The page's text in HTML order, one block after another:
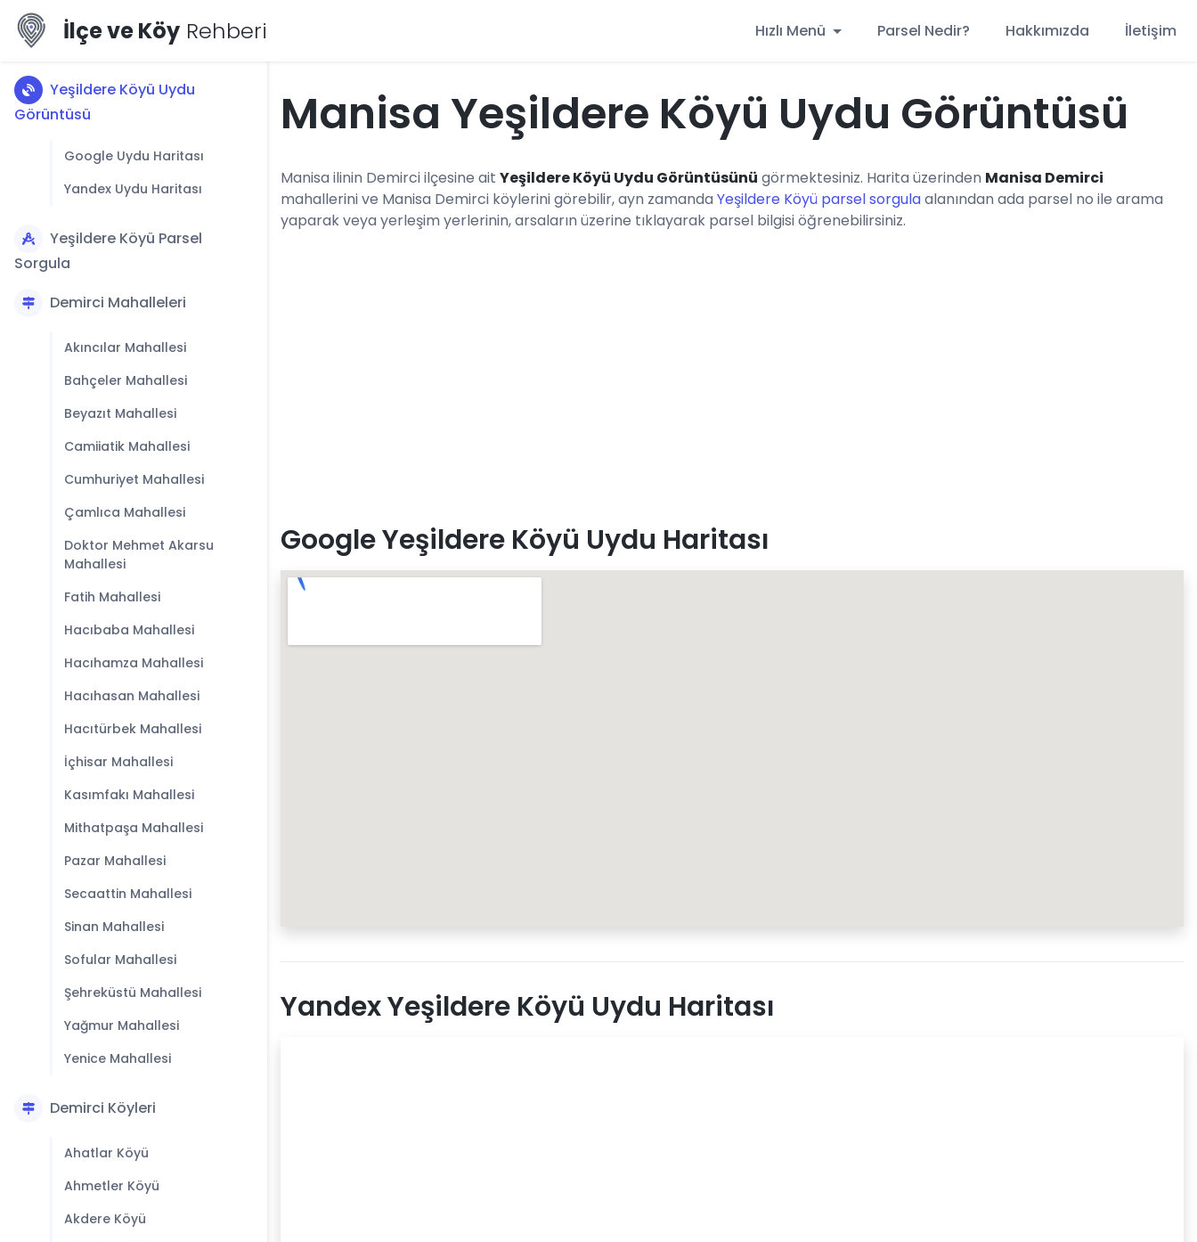
İlçe ve Köy Rehberi Hızlı Menü Parsel Nedir? Hakkımızda İletişim
Yeşildere Köyü Uydu
Görüntüsü
Google Uydu Haritası
Yandex Uydu Haritası
Yeşildere Köyü Parsel
Sorgula
Demirci Mahalleleri
Akıncılar Mahallesi
Bahçeler Mahallesi
Beyazıt Mahallesi
Camiiatik Mahallesi
Cumhuriyet Mahallesi
Çamlıca Mahallesi
Doktor Mehmet Akarsu
Mahallesi
Fatih Mahallesi
Hacıbaba Mahallesi
Hacıhamza Mahallesi
Hacıhasan Mahallesi
Hacıtürbek Mahallesi
İçhisar Mahallesi
Kasımfakı Mahallesi
Mithatpaşa Mahallesi
Pazar Mahallesi
Secaattin Mahallesi
Sinan Mahallesi
Sofular Mahallesi
Şehreküstü Mahallesi
Yağmur Mahallesi
Yenice Mahallesi
Demirci Köyleri
Ahatlar Köyü
Ahmetler Köyü
Akdere Köyü
Manisa Yeşildere Köyü Uydu Görüntüsü
Manisa ilinin Demirci ilçesine ait Yeşildere Köyü Uydu Görüntüsünü görmektesiniz. Harita üzerinden Manisa Demirci
mahallerini ve Manisa Demirci köylerini görebilir, ayn zamanda Yeşildere Köyü parsel sorgulaalanından ada parsel no ile arama
yaparak veya yerleşim yerlerinin, arsaların üzerine tıklayarak parsel bilgisi öğrenebilirsiniz.
Google Yeşildere Köyü Uydu Haritası
Yandex Yeşildere Köyü Uydu Haritası